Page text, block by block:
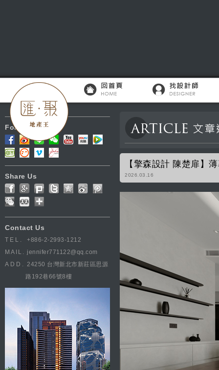
Follow Us
Share Us
Contact Us
TEL.
+886-2-2993-1212
MAIL. jennifer771122@qq.com
ADD. 24250 台灣新北市新莊區思源
路192巷66號8樓
【擎森設計 陳楚扉】
2026.03.16